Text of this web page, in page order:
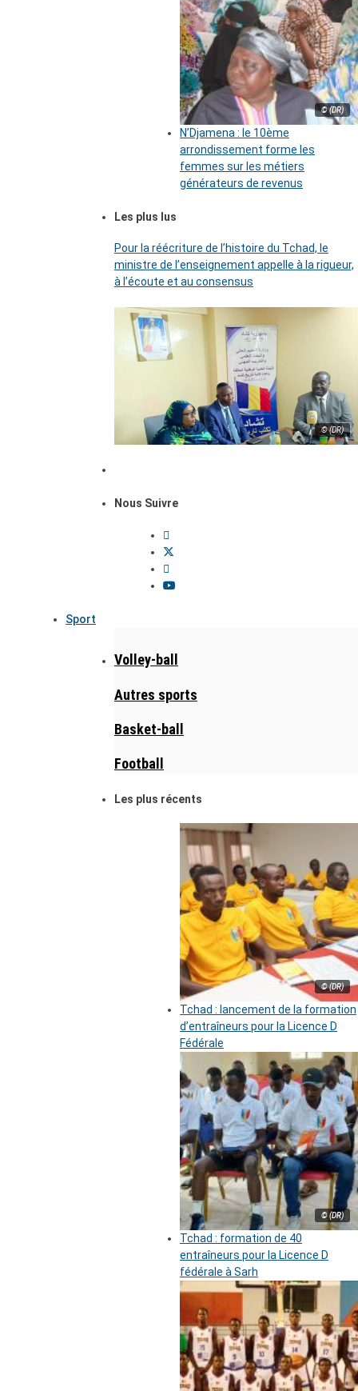
© (DR)
N’Djamena : le 10ème
arrondissement forme les
femmes sur les métiers
générateurs de revenus
Les plus lus
Pour la réécriture de l’histoire du Tchad, le
ministre de l’enseignement appelle à la rigueur,
à l’écoute et au consensus
© (DR)
Nous Suivre
Sport
Volley-ball
Autres sports
Basket-ball
Football
Les plus récents
© (DR)
Tchad : lancement de la formation
d’entraîneurs pour la Licence D
Fédérale
© (DR)
Tchad : formation de 40
entraîneurs pour la Licence D
fédérale à Sarh